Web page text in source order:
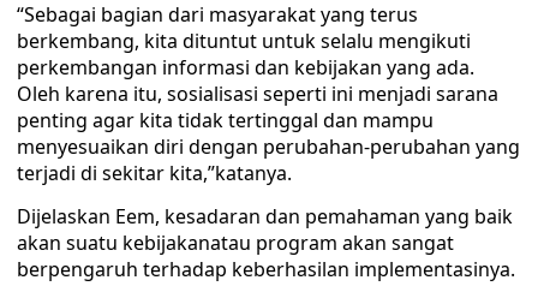
“Sebagai bagian dari masyarakat yang terus
berkembang, kita dituntut untuk selalu mengikuti
perkembangan informasi dan kebijakan yang ada.
Oleh karena itu, sosialisasi seperti ini menjadi sarana
penting agar kita tidak tertinggal dan mampu
menyesuaikan diri dengan perubahan-perubahan yang
terjadi di sekitar kita,”katanya.
Dijelaskan Eem, kesadaran dan pemahaman yang baik
akan suatu kebijakanatau program akan sangat
berpengaruh terhadap keberhasilan implementasinya.